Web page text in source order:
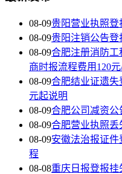
08-09贵阳营业执照登
08-09贵阳注销公告登
08-09合肥注册消防工
商时报流程费用120
08-09合肥结业证遗失
元起说明
08-09合肥公司减资公
08-09合肥营业执照丢
08-09安徽法治报证件
程
08-08重庆日报登报